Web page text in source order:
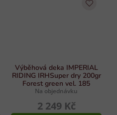
Výběhová deka IMPERIAL
RIDING IRHSuper dry 200gr
Forest green vel. 185
Na objednávku
2 249 Kč